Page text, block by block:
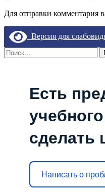
Для отправки комментария
Версия для
Найти:
Есть
сделать
Написать о